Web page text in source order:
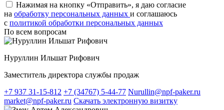
Нажимая на кнопку «Отправить», я даю согласие
на обработку персональных данных и соглашаюсь
c политикой обработки персональных данных
По всем вопросам
Нуруллин Ильшат Рифович
Заместитель директора службы продаж
+7 937 31-15-812 +7 (34767) 5-44-77 Nurullin@npf-paker.ru
market@npf-paker.ru Скачать электронную визитку